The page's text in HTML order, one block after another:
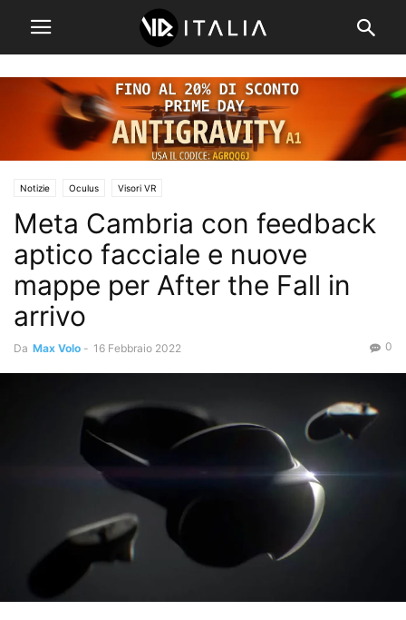
Notizie Oculus Visori VR
Meta Cambria con feedback
aptico facciale e nuove
mappe per After the Fall in
arrivo
Da Max Volo - 16 Febbraio 2022 0